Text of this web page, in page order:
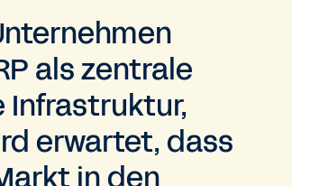
als zentrale
Infrastruktur,
erwartet, dass